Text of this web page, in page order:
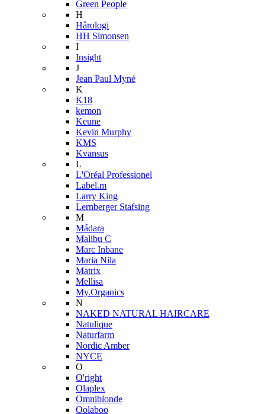
Green People
H
Hårologi
HH Simonsen
I
Insight
J
Jean Paul Myné
K
K18
kemon
Keune
Kevin Murphy
KMS
Kvansus
L
L'Oréal Professionel
Label.m
Larry King
Lernberger Stafsing
M
Mádara
Malibu C
Marc Inbane
Maria Nila
Matrix
Mellisa
My.Organics
N
NAKED NATURAL HAIRCARE
Natulique
Naturfarm
Nordic Amber
NYCE
O
O'right
Olaplex
Omniblonde
Oolaboo